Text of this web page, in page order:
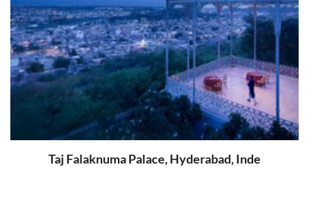
Taj Falaknuma Palace, Hyderabad, Inde